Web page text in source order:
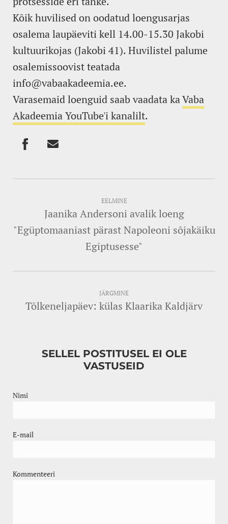
Kõik huvilised on oodatud loengusarjas
osalema laupäeviti kell 14.00-15.30 Jakobi
kultuurikojas (Jakobi 41). Huvilistel palume
osalemissoovist teatada
info@vabaakadeemia.ee.
Varasemaid loenguid saab vaadata kaVaba
Akadeemia YouTube'i kanalilt.
EELMINE
Jaanika Andersoni avalik loeng
"Egüptomaaniast pärast Napoleoni sõjakäiku
Egiptusesse"
JÄRGMINE
Tõlkeneljapäev: külas Klaarika Kaldjärv
SELLEL POSTITUSEL EI OLE
VASTUSEID
Nimi
E-mail
Kommenteeri